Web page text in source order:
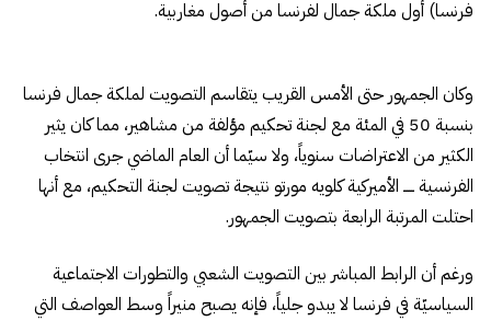
فرنسا) أول ملكة جمال لفرنسا من أصول مغاربية.
وكان الجمهور حتى الأمس القريب يتقاسم التصويت لملكة جمال فرنسا
بنسبة 50 في المئة مع لجنة تحكيم مؤلفة من مشاهير، مما كان يثير
الكثير من الاعتراضات سنوياً، ولا سيّما أن العام الماضي جرى انتخاب
الفرنسية ـــــ الأميركية كلويه مورتو نتيجة تصويت لجنة التحكيم، مع أنها
احتلت المرتبة الرابعة بتصويت الجمهور.
ورغم أن الرابط المباشر بين التصويت الشعبي والتطورات الاجتماعية
السياسيّة في فرنسا لا يبدو جلياً، فإنه يصبح منيراً وسط العواصف التي